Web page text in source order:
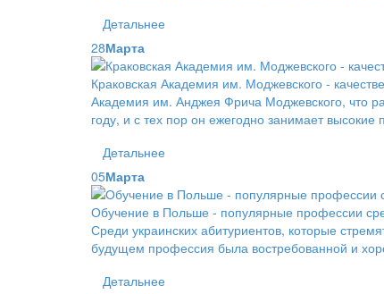
Детальнее
28Марта
Краковская Академия им. Моджевского -
Академия им. Анджея Фрича Моджевского, что
году, и с тех пор он ежегодно занимает
Детальнее
05Марта
Обучение в Польше - популярные профессии
Среди украинских абитуриентов, которые
будущем профессия была востребованной и
Детальнее